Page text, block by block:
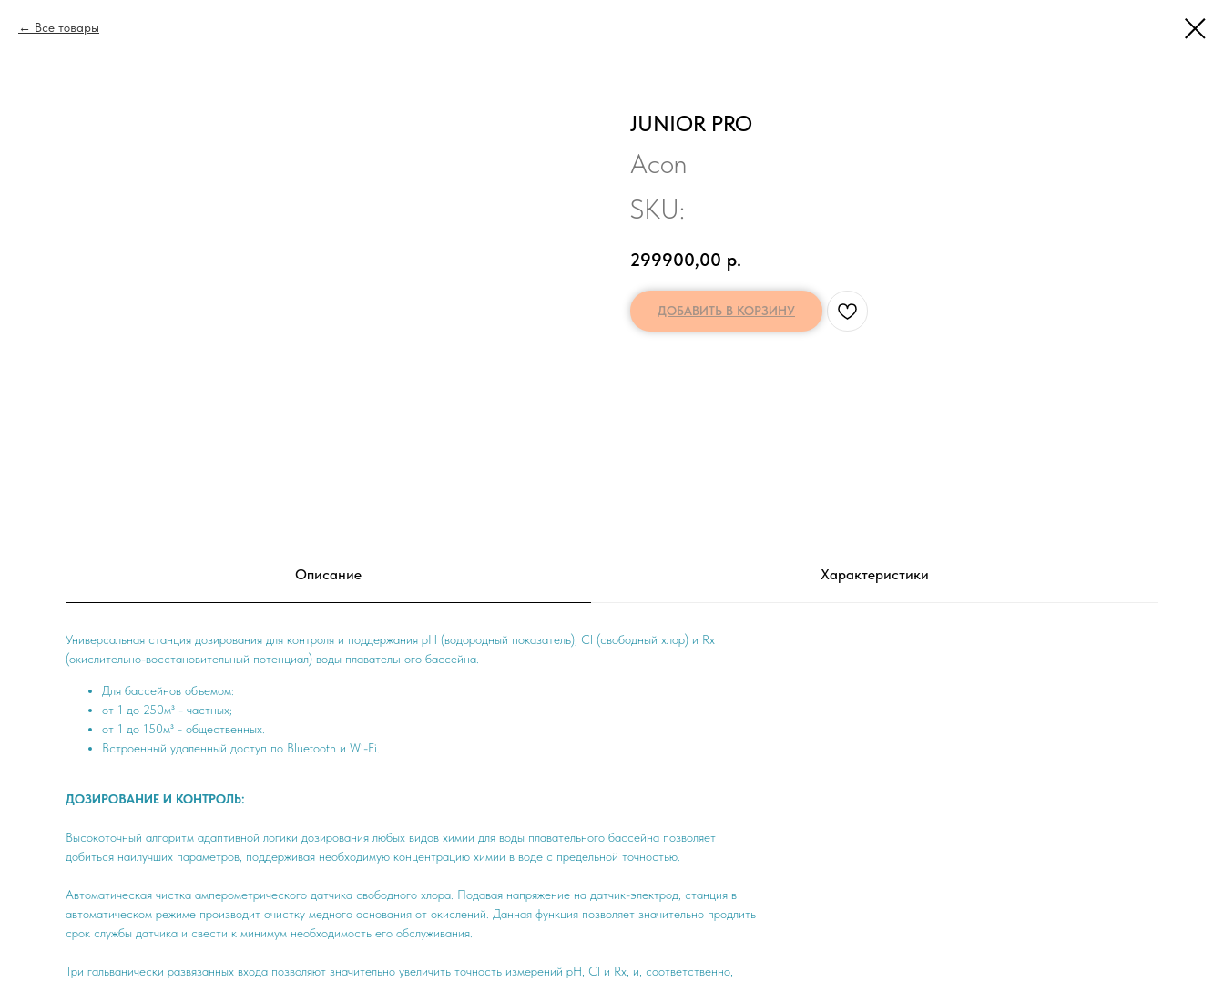
Все товары
JUNIOR PRO
Acon
SKU:
299900,00 р.
ДОБАВИТЬ В КОРЗИНУ
Описание Характеристики
Универсальная станция дозирования для контроля и поддержания рН (водородный показатель), Cl (свободный хлор) и Rx
(окислительно-восстановительный потенциал) воды плавательного бассейна.
Для бассейнов объемом:
от 1 до 250м³ - частных;
от 1 до 150м³ - общественных.
Встроенный удаленный доступ по Bluetooth и Wi-Fi.
ДОЗИРОВАНИЕ И КОНТРОЛЬ:
Высокоточный алгоритм адаптивной логики дозирования любых видов химии для воды плавательного бассейна позволяет
добиться наилучших параметров, поддерживая необходимую концентрацию химии в воде с предельной точностью.
Автоматическая чистка амперометрического датчика свободного хлора. Подавая напряжение на датчик-электрод, станция в
автоматическом режиме производит очистку медного основания от окислений. Данная функция позволяет значительно продлить
срок службы датчика и свести к минимум необходимость его обслуживания.
Три гальванически развязанных входа позволяют значительно увеличить точность измерений рH, Cl и Rx, и, соответственно,